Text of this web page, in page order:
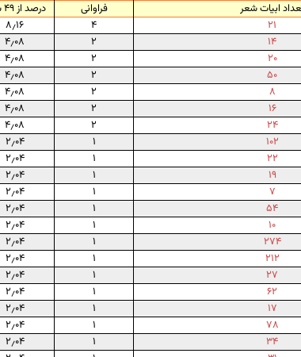
ابیات شعر فراوانی
درصد از ۴۹ شعر
۲۱ ۴
۸٫۱۶
۱۴ ۲
۴٫۰۸
۲۰ ۲
۴٫۰۸
۵۰ ۲
۴٫۰۸
۸ ۲
۴٫۰۸
۱۶ ۲
۴٫۰۸
۲۴ ۲
۴٫۰۸
۱۰۲ ۱
۲٫۰۴
۲۲ ۱
۲٫۰۴
۱۹ ۱
۲٫۰۴
۷ ۱
۲٫۰۴
۵۴ ۱
۲٫۰۴
۱۰ ۱
۲٫۰۴
۲۷۴ ۱
۲٫۰۴
۲۱۲ ۱
۲٫۰۴
۲۷ ۱
۲٫۰۴
۶۲ ۱
۲٫۰۴
۱۷ ۱
۲٫۰۴
۷۸ ۱
۲٫۰۴
۳۴ ۱
۲٫۰۴